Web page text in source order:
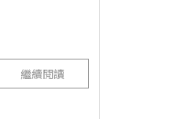
繼續閱讀